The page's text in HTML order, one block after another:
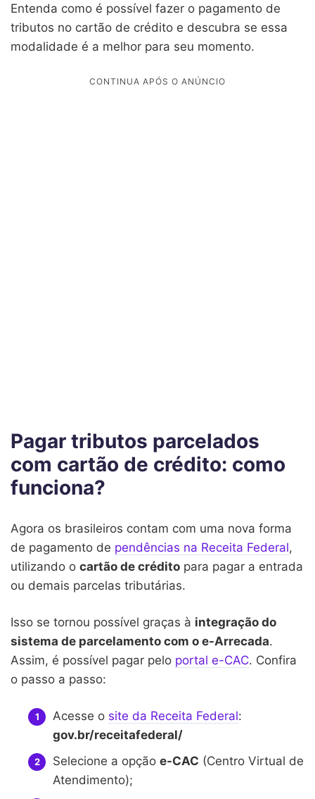
Entenda como é possível fazer o pagamento de
tributos no cartão de crédito e descubra se essa
modalidade é a melhor para seu momento.
Pagar tributos parcelados
com cartão de crédito: como
funciona?
Agora os brasileiros contam com uma nova forma
de pagamento de pendências na Receita Federal,
utilizando o cartão de crédito para pagar a entrada
ou demais parcelas tributárias.
Isso se tornou possível graças à integração do
sistema de parcelamento com o e-Arrecada.
Assim, é possível pagar pelo portal e-CAC. Confira
o passo a passo:
Acesse o site da Receita Federal:
gov.br/receitafederal/
Selecione a opção e-CAC (Centro Virtual de
Atendimento);